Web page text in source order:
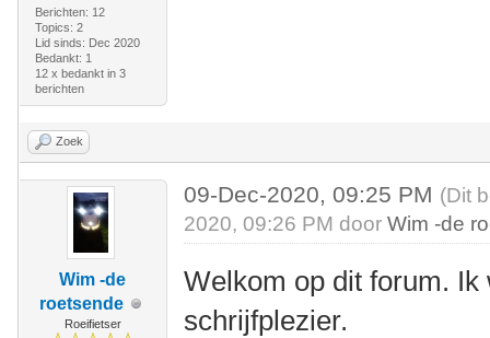
Berichten: 12
Topics: 2
Lid sinds: Dec 2020
Bedankt: 1
12 x bedankt in 3
berichten
Zoek
Wim -de
roetsende
Roeifietser
09-Dec-2020, 09:25 PM (Dit
2020, 09:26 PM doorWim -de
Welkom op dit forum.
schrijfplezier.